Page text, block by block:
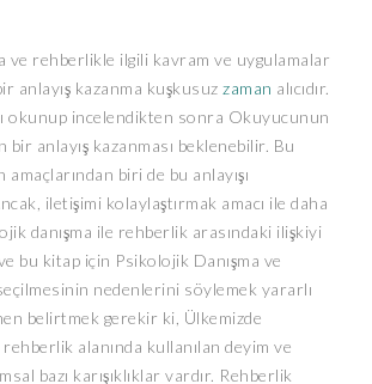
ve rehberlikle ilgili kavram ve uygulamalar
anlayış kazanma kuşkusuz zaman alıcıdır.
okunup incelendikten sonra Okuyucunun
bir anlayış kazanması beklenebilir. Bu
amaçlarından biri de bu anlayışı
iletişimi kolaylaştırmak amacı ile daha
danışma ile rehberlik arasındaki ilişkiyi
bu kitap için Psikolojik Danışma ve
nedenlerini söylemek yararlı
belirtmek gerekir ki, Ülkemizde
alanında kullanılan deyim ve
bazı karışıklıklar vardır. Rehberlik